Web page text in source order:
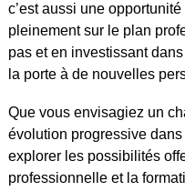
c’est aussi une
pleinement sur le plan
pas et en investissant
la porte à de nouvelles
Que vous envisagiez un
évolution progressive dans
explorer les possibilités
professionnelle et la